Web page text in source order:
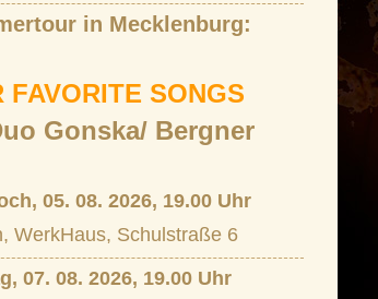
in Mecklenburg:
FAVORITE SONGS
Gonska/ Bergner
05. 08. 2026, 19.00 Uhr
WerkHaus, Schulstraße 6
07. 08. 2026, 19.00 Uhr